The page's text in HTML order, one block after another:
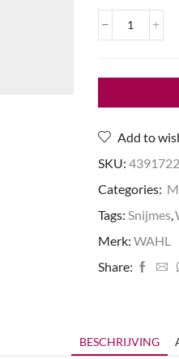
Gold
snijmes
T-
40,6mm
aantal
Add to
SKU:
Categories:
Tags: Snijmes,
Merk: WAHL
Share:
BESCHRIJVING